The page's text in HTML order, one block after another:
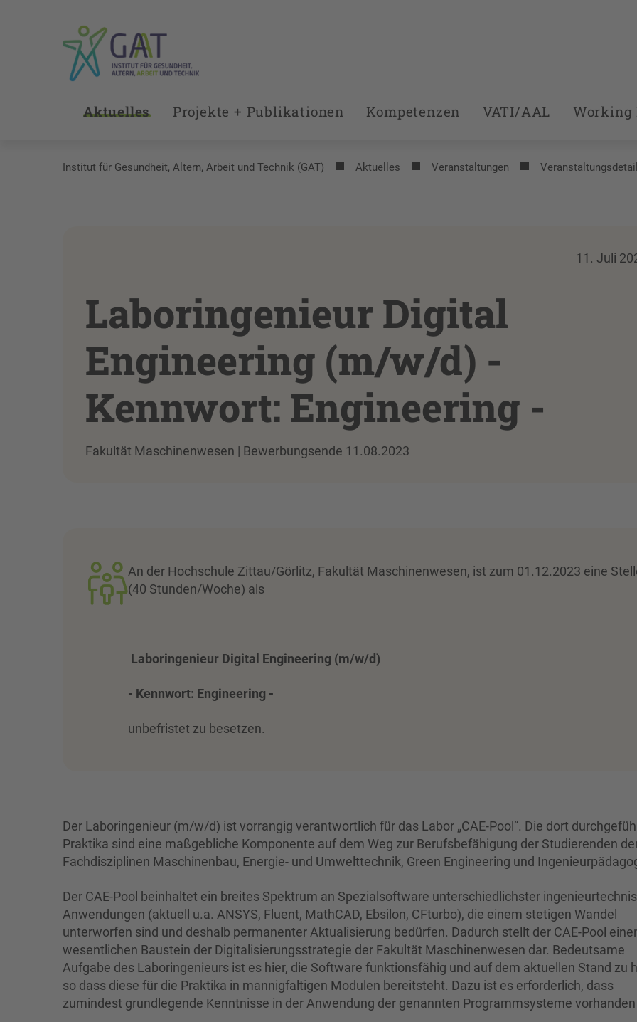
Aktuelles Projekte + Publikationen Kompetenzen VATI/AAL Working
Institut für Gesundheit, Altern, Arbeit und Technik (GAT) Aktuelles Veranstaltungen
11. Juli
Laboringenieur Digital
Engineering (m/w/d) -
Kennwort: Engineering -
Fakultät Maschinenwesen | Bewerbungsende 11.08.2023
An der Hochschule Zittau/Görlitz, Fakultät Maschinenwesen, ist zum 01.12.2023 eine
(40 Stunden/Woche) als
Laboringenieur Digital Engineering (m/w/d)
- Kennwort: Engineering -
unbefristet zu besetzen.
Der Laboringenieur (m/w/d) ist vorrangig verantwortlich für das Labor „CAE-Pool“. Die dort
Praktika sind eine maßgebliche Komponente auf dem Weg zur Berufsbefähigung der Studierenden
Fachdisziplinen Maschinenbau, Energie- und Umwelttechnik, Green Engineering und
Der CAE-Pool beinhaltet ein breites Spektrum an Spezialsoftware unterschiedlichster
Anwendungen (aktuell u.a. ANSYS, Fluent, MathCAD, Ebsilon, CFturbo), die einem stetigen Wandel
unterworfen sind und deshalb permanenter Aktualisierung bedürfen. Dadurch stellt der CAE-Pool
wesentlichen Baustein der Digitalisierungsstrategie der Fakultät Maschinenwesen dar. Bedeutsame
Aufgabe des Laboringenieurs ist es hier, die Software funktionsfähig und auf dem aktuellen Stand zu
so dass diese für die Praktika in mannigfaltigen Modulen bereitsteht. Dazu ist es erforderlich, dass
zumindest grundlegende Kenntnisse in der Anwendung der genannten Programmsysteme